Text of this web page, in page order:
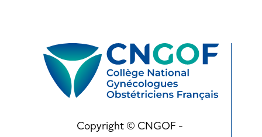
Copyright © CNGOF -